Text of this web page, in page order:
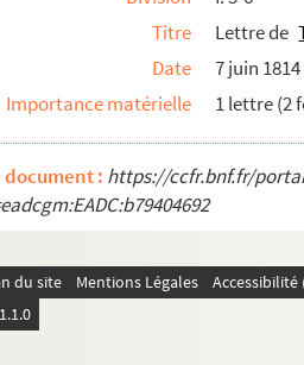
5919. Rituels de grades maçonniques
5920. Rituels pour la réception des
Rituels de réception aux grades
5922. Rituels des grades d'apprentis,
Rituels pour les cérémonies et
5925-5937. Recueil factice de 13 pièces
Réception de 1 grade d'apprentis
5939. Stricte Observance : règle,
Recueil de pièces diverses
Titre
Lettre de
Date
7 juin 1814
Importance matérielle
1 lettre (2
document : https://ccfr.bnf.fr/
du site Mentions Légales